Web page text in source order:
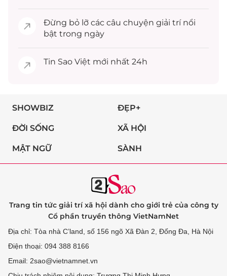
Đừng bỏ lỡ các câu chuyện giải trínổi
bật trong ngày
Tin Sao Việt mới nhất 24h
SHOWBIZ ĐẸP+
ĐỜI SỐNG XÃ HỘI
MẬT NGỮ SÀNH
Trang tin tức giải trí xã hội dành cho giới trẻ của công ty
Cổ phần truyền thông VietNamNet
Địa chỉ: Tòa nhà C’land, số 156 ngõ Xã Đàn 2, Đống Đa, Hà Nội
Điện thoại: 094 388 8166
Email: 2sao@vietnamnet.vn